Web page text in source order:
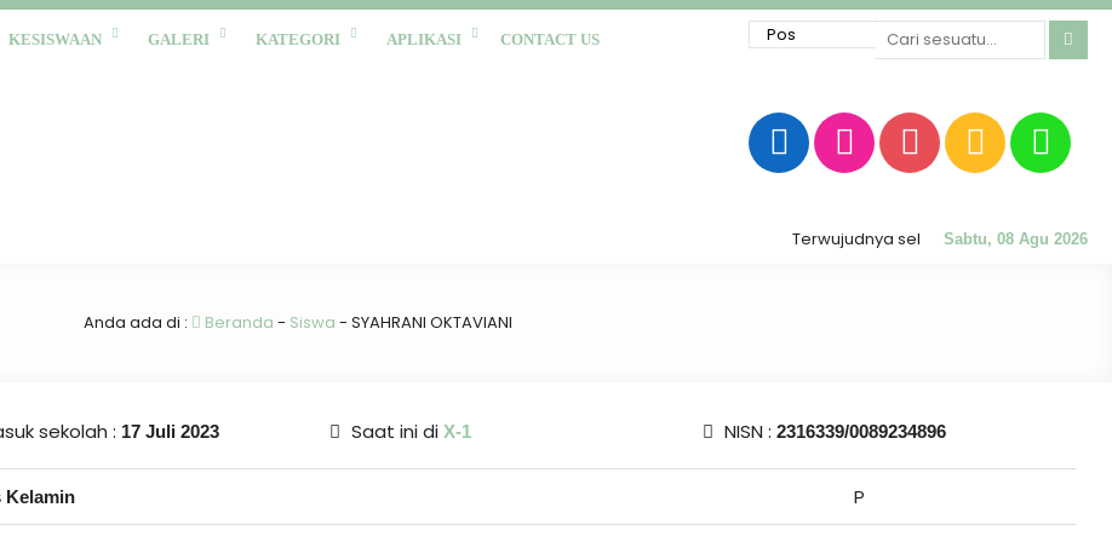
KESISWAAN GALERI KATEGORI APLIKASI CONTACT US
Sabtu, 08 Agu 2026
Terwujudnya sekolah RATU (Religius,
Anda ada di : Beranda - Siswa - SYAHRANI OKTAVIANI
sekolah : 17 Juli 2023 Saat ini di X-1 NISN : 2316339/0089234896
Kelamin P